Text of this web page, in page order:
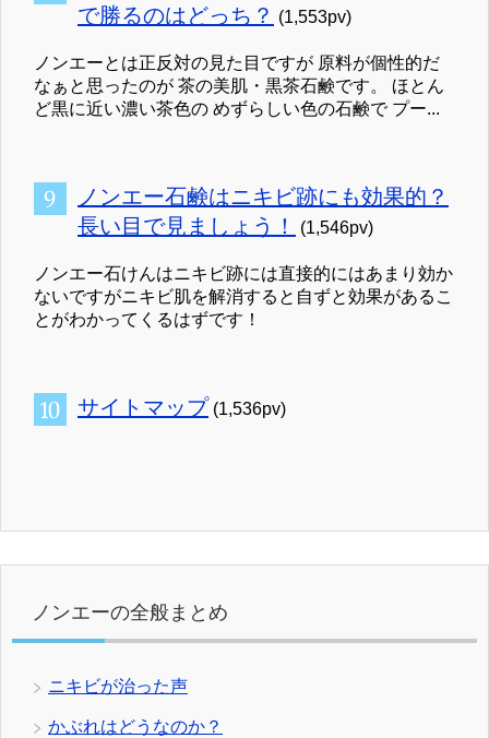
で勝るのはどっち？ (1,553pv)
ノンエーとは正反対の見た目ですが 原料が個性的だ
なぁと思ったのが 茶の美肌・黒茶石鹸です。 ほとん
ど黒に近い濃い茶色の めずらしい色の石鹸で プー...
ノンエー石鹸はニキビ跡にも効果的？
長い目で見ましょう！
(1,546pv)
ノンエー石けんはニキビ跡には直接的にはあまり効か
ないですがニキビ肌を解消すると自ずと効果があるこ
とがわかってくるはずです！
サイトマップ (1,536pv)
ノンエーの全般まとめ
ニキビが治った声
かぶれはどうなのか？